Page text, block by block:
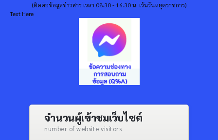
(ติดต่อข้อมูลข่าวสาร เวลา 08.30 - 16.30 น. เว้นวันหยุดราชการ)
Text Here
จำนวนผู้เข้าชมเว็บไซต์
number of website visitors